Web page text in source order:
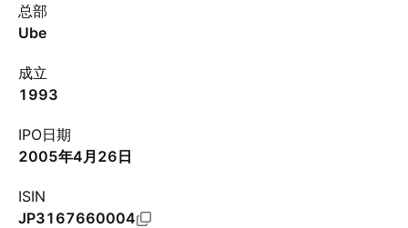
总部
Ube
成立
1993
IPO日期
2005年4月26日
ISIN
JP3167660004